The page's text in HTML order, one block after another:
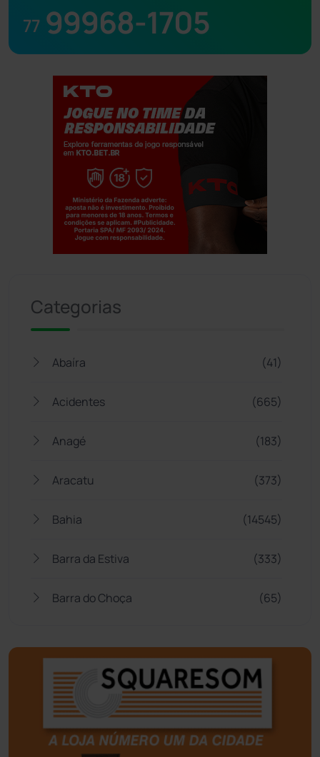
77 99968-1705
Categorias
Abaíra (41)
Acidentes (665)
Anagé (183)
Aracatu (373)
Bahia (14545)
Barra da Estiva (333)
Barra do Choça (65)
Bom Jesus da Lapa (505)
Boquira (152)